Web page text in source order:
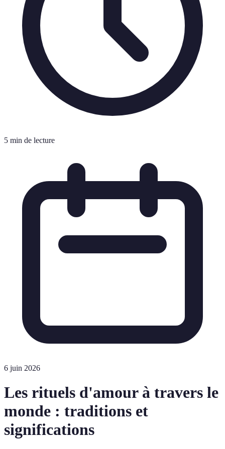
5 min de lecture
6 juin 2026
Les rituels d'amour à travers le
monde : traditions et
significations